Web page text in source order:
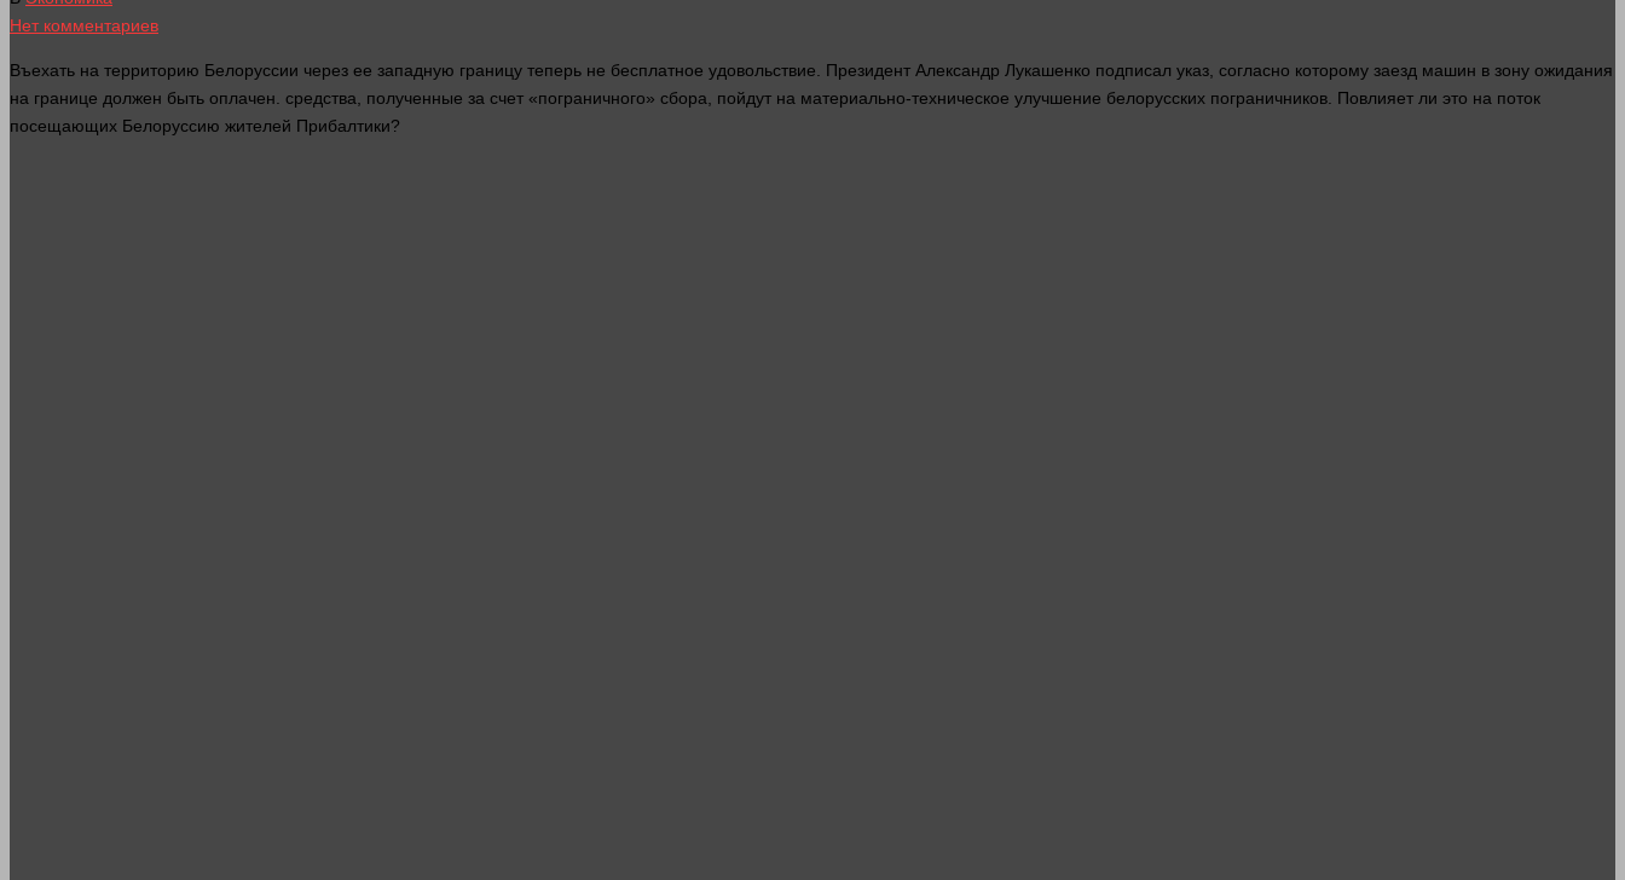
Нет комментариев
Въехать на территорию Белоруссии через ее западную границу теперь не бесплатное удовольствие. Президент Александр Лукашенко подписал указ, согласно которому заезд машин в зону ожидания
на границе должен быть оплачен. средства , полученные за счет «пограничного» сбора, пойдут на материально-техническое улучшение белорусских пограничников. Повлияет ли это на поток
посещающих Белоруссию жителей Прибалтики?